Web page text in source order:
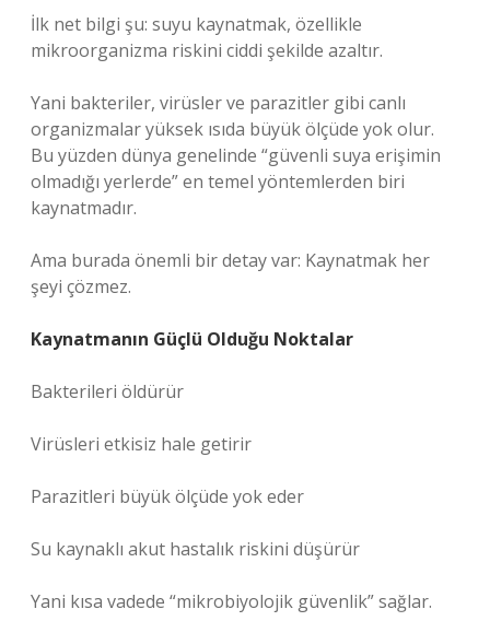
İlk net bilgi şu: suyu kaynatmak, özellikle
mikroorganizma riskini ciddi şekilde azaltır.
Yani bakteriler, virüsler ve parazitler gibi canlı
organizmalar yüksek ısıda büyük ölçüde yok olur.
Bu yüzden dünya genelinde “güvenli suya erişimin
olmadığı yerlerde” en temel yöntemlerden biri
kaynatmadır.
Ama burada önemli bir detay var: Kaynatmak her
şeyi çözmez.
Kaynatmanın Güçlü Olduğu Noktalar
Bakterileri öldürür
Virüsleri etkisiz hale getirir
Parazitleri büyük ölçüde yok eder
Su kaynaklı akut hastalık riskini düşürür
Yani kısa vadede “mikrobiyolojik güvenlik” sağlar.